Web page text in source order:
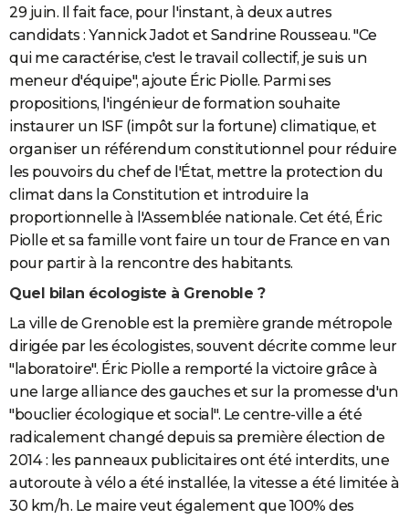
29 juin. Il fait face, pour l'instant, à deux autres
candidats : Yannick Jadot et Sandrine Rousseau. "Ce
qui me caractérise, c'est le travail collectif, je suis un
meneur d'équipe", ajoute Éric Piolle. Parmi ses
propositions, l'ingénieur de formation souhaite
instaurer un ISF (impôt sur la fortune) climatique, et
organiser un référendum constitutionnel pour réduire
les pouvoirs du chef de l'État, mettre la protection du
climat dans la Constitution et introduire la
proportionnelle à l'Assemblée nationale. Cet été, Éric
Piolle et sa famille vont faire un tour de France en van
pour partir à la rencontre des habitants.
Quel bilan écologiste à Grenoble ?
La ville de Grenoble est la première grande métropole
dirigée par les écologistes, souvent décrite comme leur
"laboratoire". Éric Piolle a remporté la victoire grâce à
une large alliance des gauches et sur la promesse d'un
"bouclier écologique et social". Le centre-ville a été
radicalement changé depuis sa première élection de
2014 : les panneaux publicitaires ont été interdits, une
autoroute à vélo a été installée, la vitesse a été limitée à
30 km/h. Le maire veut également que 100% des